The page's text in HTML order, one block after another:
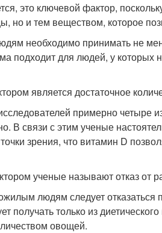
это ключевой фактор,
но и тем веществом, которое
необходимо принимать не
подходит для людей, у которых
является достаточное
примерно четыре
В связи с этим ученые
зрения, что витамин D
ученые называют отказ от
людям следует отказаться
получать только из
овощей.